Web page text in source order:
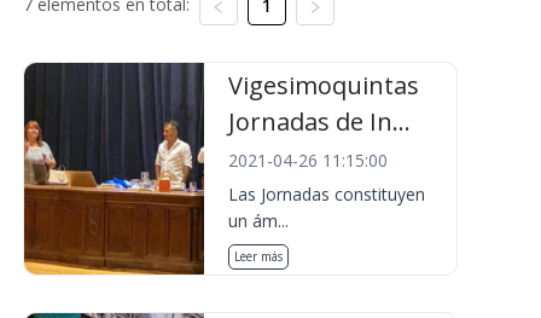
1
Vigesimoquintas
Jornadas de In...
2021-04-26 11:15:00
Las Jornadas constituyen
un ám...
Leer más